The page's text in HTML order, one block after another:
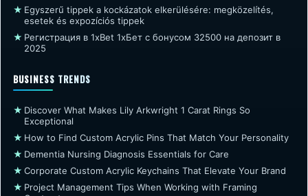
★ Egyszerű tippek a kockázatok elkerülésére: megközelítés,
esetek és expozíciós tippek
★ Регистрация в 1xBet 1хБет с бонусом 32500 на депозит в
2025
BUSINESS TRENDS
★ Discover What Makes Lily Arkwright 1 Carat Rings So
Exceptional
★ How to Find Custom Acrylic Pins That Match Your Personality
★ Dementia Nursing Diagnosis Essentials for Care
★ Corporate Custom Acrylic Keychains That Elevate Your Brand
★ Project Management Tips When Working with Framing